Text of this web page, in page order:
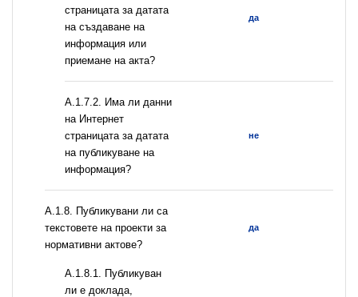
страницата за датата
на създаване на
информация или
приемане на акта?
да
A.1.7.2. Има ли данни
на Интернет
страницата за датата
на публикуване на
информация?
не
А.1.8. Публикувани ли са
текстовете на проекти за
нормативни актове?
да
А.1.8.1. Публикуван
ли е доклада,